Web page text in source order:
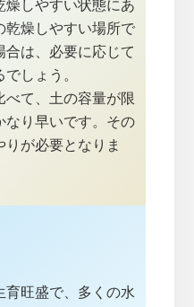
燥しやすい状態にあ
乾燥しやすい場所で
合は、必要に応じて
しょう。
べて、土の容量が限
なり早いです。その
りが必要となりま
育旺盛で、多くの水